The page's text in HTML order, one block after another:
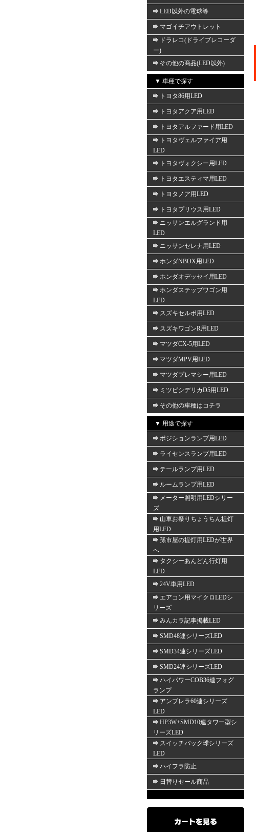
LED以外の電球等
マゴイチアウトレット
ドラレコ(ドライブレコーダ
ー)
その他の商品(LED以外)
▼ 車種で探す
トヨタ86用LED
トヨタアクア用LED
トヨタアルファード用LED
トヨタヴェルファイア用
LED
トヨタヴォクシー用LED
トヨタエスティマ用LED
トヨタノア用LED
トヨタプリウス用LED
ニッサンエルグランド用
LED
ニッサンセレナ用LED
ホンダNBOX用LED
ホンダオデッセイ用LED
ホンダステップワゴン用
LED
スズキセルボ用LED
スズキワゴンR用LED
マツダCX-5用LED
マツダMPV用LED
マツダプレマシー用LED
ミツビシデリカD5用LED
その他の車種はコチラ
▼ 用途で探す
ポジションランプ用LED
ライセンスランプ用LED
テールランプ用LED
ルームランプ用LED
メーター照明用LEDシリー
ズ
山車お祭りちょうちん提灯
用LED
孫市屋の提灯用LEDが世界
へ
タクシーあんどん行灯用
LED
24V車用LED
エアコン用マイクロLEDシ
リーズ
みんカラ記事掲載LED
SMD48連シリーズLED
SMD34連シリーズLED
SMD24連シリーズLED
ハイパワーCOB36連フォグ
ランプ
アンブレラ60連シリーズ
LED
HP3W+SMD10連タワー型シ
リーズLED
スイッチバック球シリーズ
LED
ハイフラ防止
日替りセール商品